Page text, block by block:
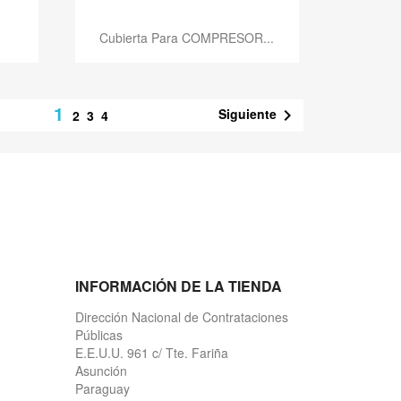
Vista rápida
Cubierta Para COMPRESOR...
1234 Siguiente
INFORMACIÓN DE LA TIENDA
Dirección Nacional de Contrataciones
Públicas
E.E.U.U. 961 c/ Tte. Fariña
Asunción
Paraguay